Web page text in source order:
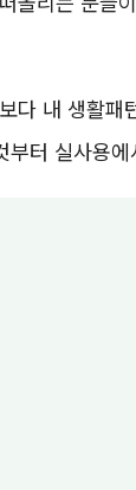
다 내 생활패
터 실사용